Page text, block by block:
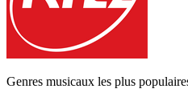
Genres musicaux les plus